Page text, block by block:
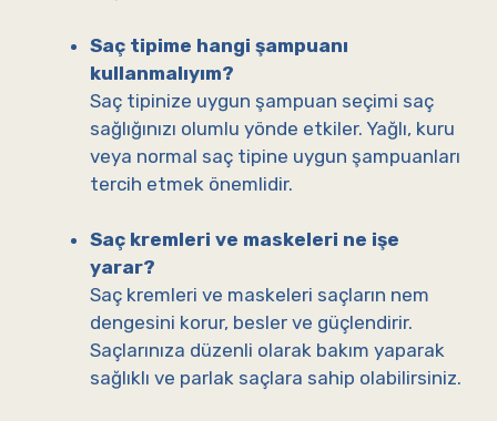
Saç tipime hangi şampuanı
kullanmalıyım?
Saç tipinize uygun şampuan seçimi saç
sağlığınızı olumlu yönde etkiler. Yağlı, kuru
veya normal saç tipine uygun şampuanları
tercih etmek önemlidir.
Saç kremleri ve maskeleri ne işe
yarar?
Saç kremleri ve maskeleri saçların nem
dengesini korur, besler ve güçlendirir.
Saçlarınıza düzenli olarak bakım yaparak
sağlıklı ve parlak saçlara sahip olabilirsiniz.